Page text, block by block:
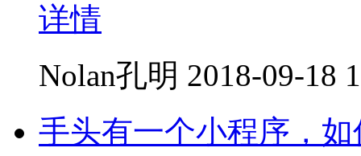
详情
Nolan孔明 2018-09-18
手头有一个小程序，